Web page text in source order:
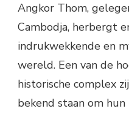
Angkor Thom,
Cambodja, herbergt
indrukwekkende en
wereld. Een van de
historische complex
bekend staan om